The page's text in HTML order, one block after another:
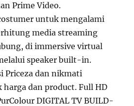
Prime Video.
untuk mengalami
media streaming
di immersive virtual
speaker built-in.
Priceza dan nikmati
harga dan product. Full HD
DIGITAL TV BUILD-